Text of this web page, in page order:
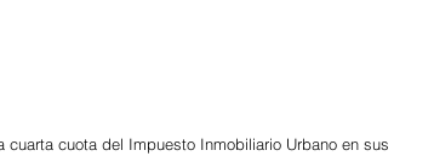
cuota del Impuesto Inmobiliario Urbano en sus